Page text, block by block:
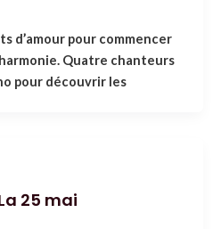
d’amour pour commencer
Quatre chanteurs
pour découvrir les
25 mai